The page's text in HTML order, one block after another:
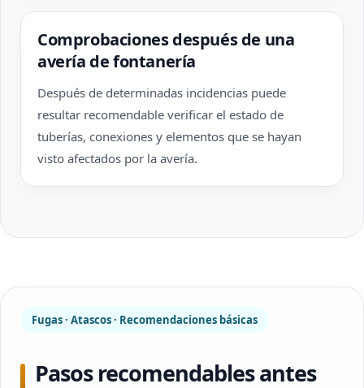
Comprobaciones después de una
avería de fontanería
Después de determinadas incidencias puede
resultar recomendable verificar el estado de
tuberías, conexiones y elementos que se hayan
visto afectados por la avería.
Fugas · Atascos · Recomendaciones básicas
Pasos recomendables antes